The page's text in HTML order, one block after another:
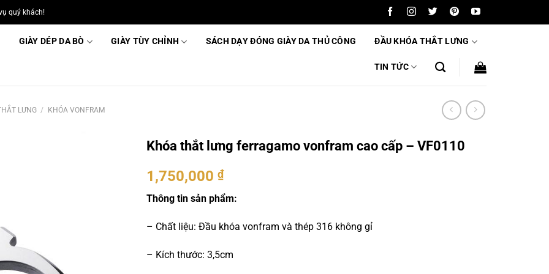
quý khách!
GIÀY DÉP DA BÒ GIÀY TÙY CHỈNH SÁCH DẠY ĐÓNG GIÀY DA THỦ CÔNG ĐẦU KHÓA THẮT LƯNG
TIN TỨC
LƯNG / KHÓA VONFRAM
Khóa thắt lưng ferragamo vonfram cao cấp – VF0110
1,750,000 ₫
Thông tin sản phẩm:
– Chất liệu: Đầu khóa vonfram và thép 316 không gỉ
– Kích thước: 3,5cm